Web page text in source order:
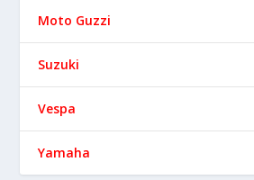
Moto Guzzi
Suzuki
Vespa
Yamaha